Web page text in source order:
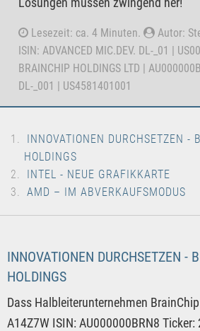
Lesezeit: ca. 4 Minuten.
Autor:
ISIN: ADVANCED MIC.DEV. DL-_01 |
BRAINCHIP HOLDINGS LTD |
DL-_001 | US4581401001
INNOVATIONEN DURCHSETZEN -
HOLDINGS
INTEL - NEUE GRAFIKKARTE
AMD – IM ABVERKAUFSMODUS
INNOVATIONEN DURCHSETZEN -
HOLDINGS
Dass Halbleiterunternehmen
A14Z7W ISIN: AU000000BRN8